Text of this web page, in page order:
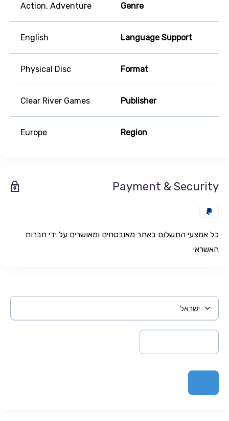
Genre
Action, Adventure
Language Support
English
Format
Physical Disc
Publisher
Clear River Games
Region
Europe
Payment & Security
כל אמצעי התשלום באתר מאובטחים ומאושרים על ידי חברות
האשראי